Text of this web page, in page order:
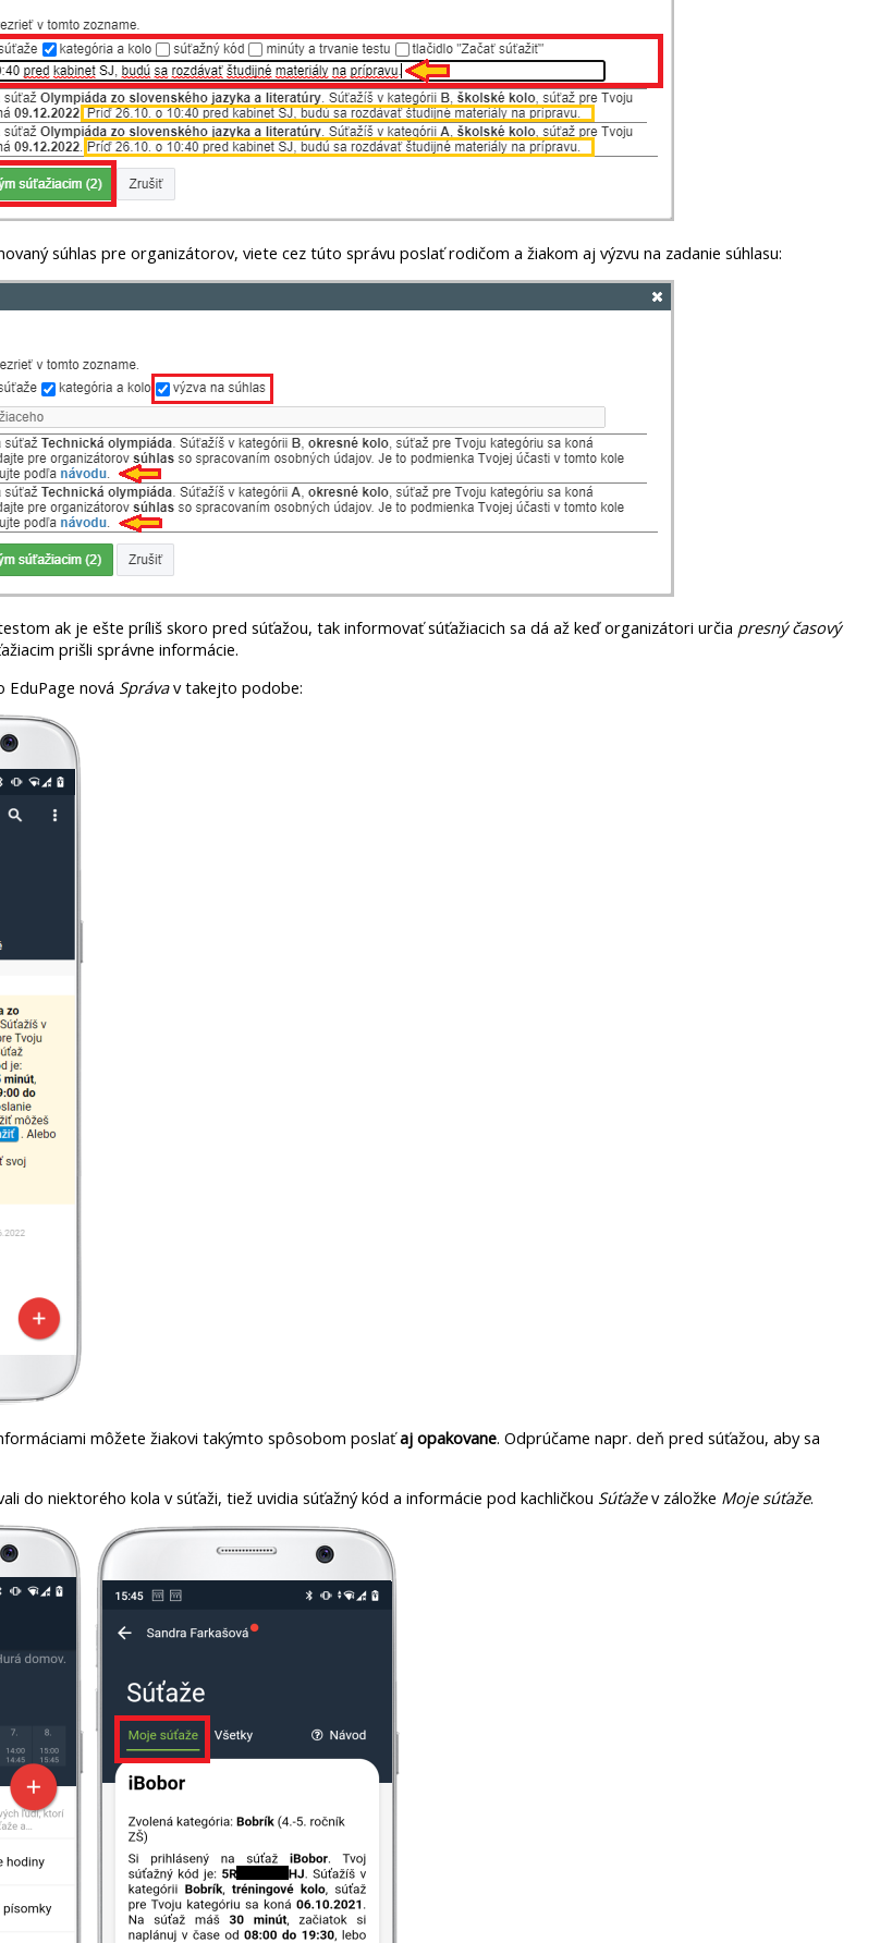
súhlas pre organizátorov, viete cez túto správu poslať rodičom a žiakom aj výzvu na zadanie súhlasu:
ak je ešte príliš skoro pred súťažou, tak informovať súťažiacich sa dá až keď organizátori určia presný časový
prišli správne informácie.
EduPage nová Správav takejto podobe:
môžete žiakovi takýmto spôsobom poslaťaj opakovane. Odprúčame napr. deň pred súťažou, aby sa
do niektorého kola v súťaži, tiež uvidia súťažný kód a informácie pod kachličkou Súťažev záložke Moje súťaže.